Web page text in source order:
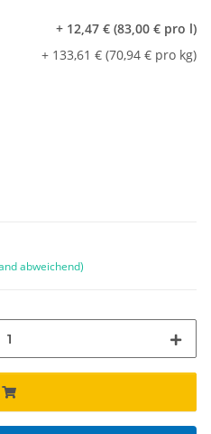
+ 12,47 € (83,00 € pro l)
+ 133,61 € (70,94 € pro kg)
abweichend)